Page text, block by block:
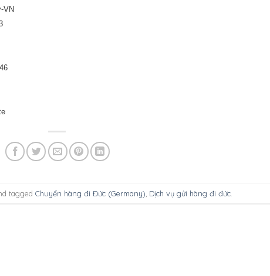
VN
taggedChuyển hàng đi Đức (Germany) Dịch vụ gửi hàng đi đức